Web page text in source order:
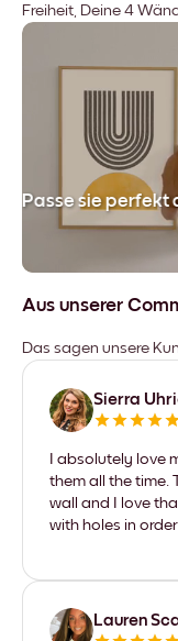
Freiheit, Deine 4
Passe sie perfekt
Aus unserer
Das sagen unsere
Sierra
I absolutely love
them all the time.
wall and I love
with holes in
Lauren